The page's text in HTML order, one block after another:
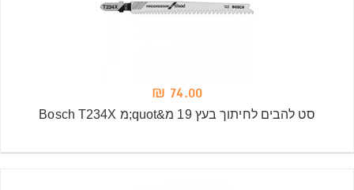
74.00 ₪
סט להבים לחיתוך בעץ 19 מ&quot;מ Bosch T234X